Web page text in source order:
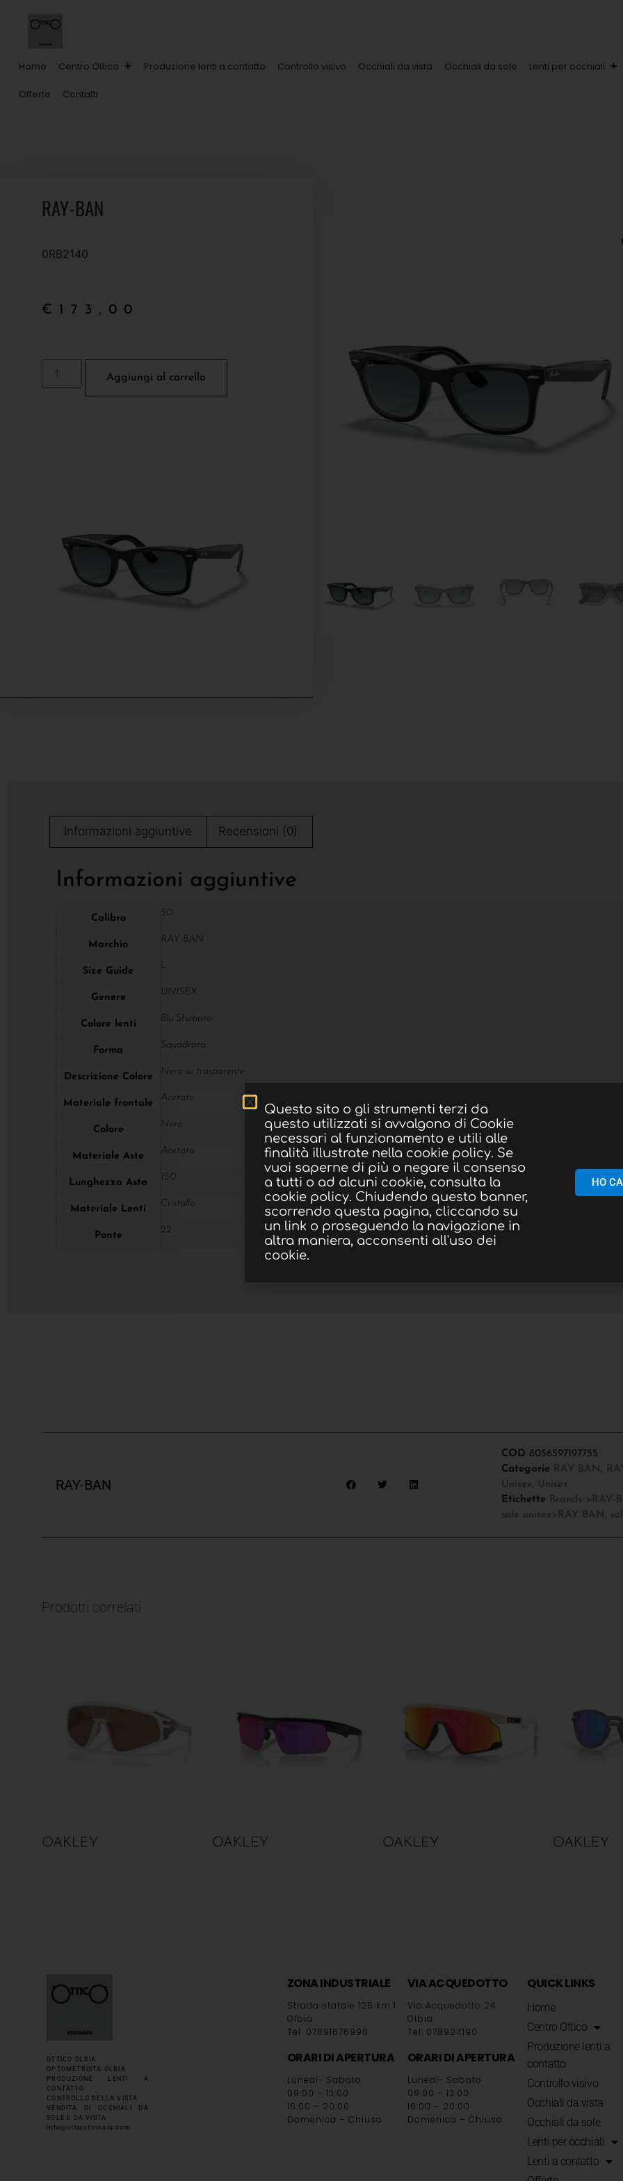
Home Centro Ottico Produzione lenti a contatto Controllo visivo Occhiali da vista Occhiali da sole Lenti per occhiali
Offerte Contatti
RAY-BAN
0RB2140
€ 173,00
Aggiungi al carrello
Informazioni aggiuntive Recensioni (0)
Informazioni aggiuntive
Calibro
50
Marchio
RAY-BAN
Size Guide
L
Genere
UNISEX
Colore lenti
Blu Sfumato
Forma
Squadrata
Descrizione Colore
Nero su trasparente
Materiale frontale
Acetato
Colore
Nero
Materiale Aste
Acetato
Lunghezza Asta
150
Materiale Lenti
Cristallo
Ponte
22
RAY-BAN
COD 8056597197755
Categorie RAY BAN ,
Unisex, Unisex
Etichette Brands >RAY-
sole unisex>RAY BAN ,
Prodotti correlati
OAKLEY OAKLEY OAKLEY OAKLEY
OTTICO OLBIA
OPTOMETRISTA OLBIA
PRODUZIONE LENTI A
CONTATTO
CONTROLLO DELLA VISTA
VENDITA DI OCCHIALI DA
SOLE E DA VISTA
info@otticofirinaiu.com
ZONA INDUSTRIALE
Strada statale 125 km 1
Olbia
Tel. 07891676998
ORARI DI APERTURA
Lunedì- Sabato
09:00 – 13:00
16:00 – 20:00
Domenica – Chiuso
VIA ACQUEDOTTO
Via Acquedotto 24
Olbia
Tel. 078924190
ORARI DI APERTURA
Lunedì- Sabato
09:00 – 13:00
16:00 – 20:00
Domenica – Chiuso
QUICK LINKS
Home
Centro Ottico
Produzione lenti a
contatto
Controllo visivo
Occhiali da vista
Occhiali da sole
Lenti per occhiali
Lenti a contatto
Questo sito o gli strumenti terzi da
questo utilizzati si avvalgono di Cookie
necessari al funzionamento e utili alle
finalità illustrate nella cookie policy. Se
vuoi saperne di più o negare il consenso
a tutti o ad alcuni cookie, consulta la
cookie policy. Chiudendo questo banner,
scorrendo questa pagina, cliccando su
un link o proseguendo la navigazione in
altra maniera, acconsenti all'uso dei
cookie.
HO